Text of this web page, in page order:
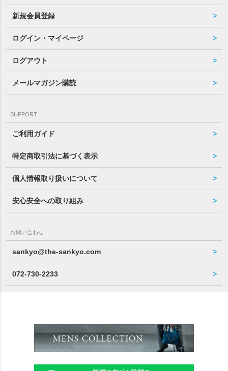
新規会員登録
ログイン・マイページ
ログアウト
メールマガジン購読
SUPPORT
ご利用ガイド
特定商取引法に基づく表示
個人情報取り扱いについて
安心安全への取り組み
お問い合わせ
sankyo@the-sankyo.com
072-730-2233